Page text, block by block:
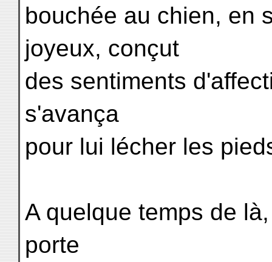
bouchée au chien, en
joyeux, conçut
des sentiments
s'avança
pour lui lécher les
A quelque temps de
porte